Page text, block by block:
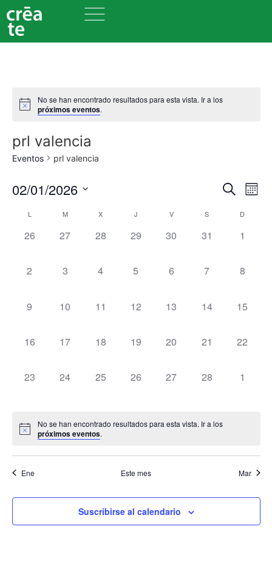
No se han encontrado resultados para esta vista. Ir a los
próximos eventos.
prl valencia
Eventos prl valencia
de
de
BuscarMes
02/01/2026
fecha.
Calendario
de
Eventos
L M X J V S D
0 eventos,
26 0 eventos,
27 0 eventos,
28 0 eventos,
29 0 eventos,
30 0 eventos,
31 0
1
0 eventos,
2 0 eventos,
3 0 eventos,
4 0 eventos,
5 0 eventos,
6 0 eventos,
7 0
8
0 eventos,
9 0 eventos,
10 0 eventos,
11 0 eventos,
12 0 eventos,
13 0 eventos,
14 0
15
0 eventos,
16 0 eventos,
17 0 eventos,
18 0 eventos,
19 0 eventos,
20 0 eventos,
21 0
22
0 eventos,
23 0 eventos,
24 0 eventos,
25 0 eventos,
26 0 eventos,
27 0 eventos,
28 0
1
No se han encontrado resultados para esta vista. Ir a los
próximos eventos.
Ene Este mes Mar
Suscribirse al calendario